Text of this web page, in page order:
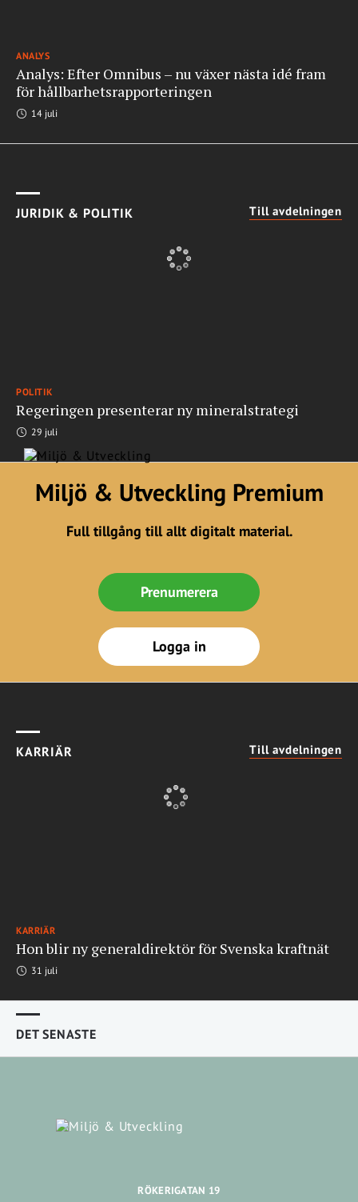
ANALYS
Analys: Efter Omnibus – nu växer nästa idé fram
för hållbarhetsrapporteringen
14 juli
JURIDIK & POLITIK Till avdelningen
POLITIK
Regeringen presenterar ny mineralstrategi
29 juli
Miljö & Utveckling Premium
Full tillgång till allt digitalt material.
Prenumerera
Logga in
KARRIÄR Till avdelningen
KARRIÄR
Hon blir ny generaldirektör för Svenska kraftnät
31 juli
DET SENASTE
RÖKERIGATAN 19